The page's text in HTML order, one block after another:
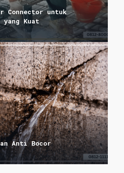
Connector untuk
Kuat
Anti Bocor